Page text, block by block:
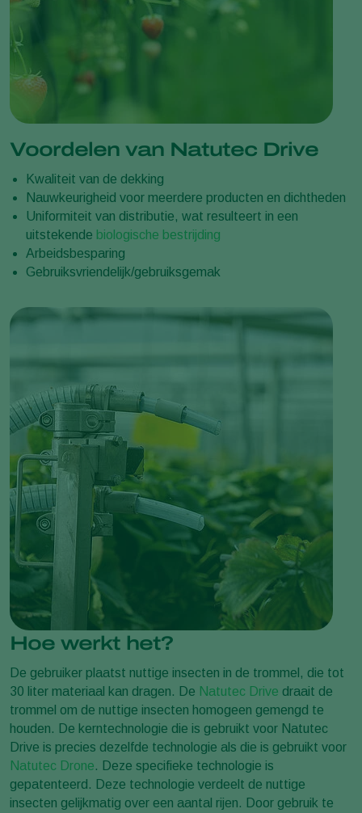
Voordelen van Natutec Drive
Kwaliteit van de dekking
Nauwkeurigheid voor meerdere producten en dichtheden
Uniformiteit van distributie, wat resulteert in een
uitstekende biologische bestrijding
Arbeidsbesparing
Gebruiksvriendelijk/gebruiksgemak
Hoe werkt het?
De gebruiker plaatst nuttige insecten in de trommel, die tot
30 liter materiaal kan dragen. De Natutec Drive draait de
trommel om de nuttige insecten homogeen gemengd te
houden. De kerntechnologie die is gebruikt voor Natutec
Drive is precies dezelfde technologie als die is gebruikt voor
Natutec Drone. Deze specifieke technologie is
gepatenteerd. Deze technologie verdeelt de nuttige
insecten gelijkmatig over een aantal rijen. Door gebruik te